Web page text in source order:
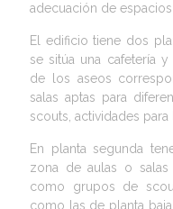
adecuación de
El edificio tiene dos
se sitúa una cafetería
de los aseos
salas aptas para
scouts, actividades para
En planta segunda
zona de aulas o salas
como grupos de
como las de planta